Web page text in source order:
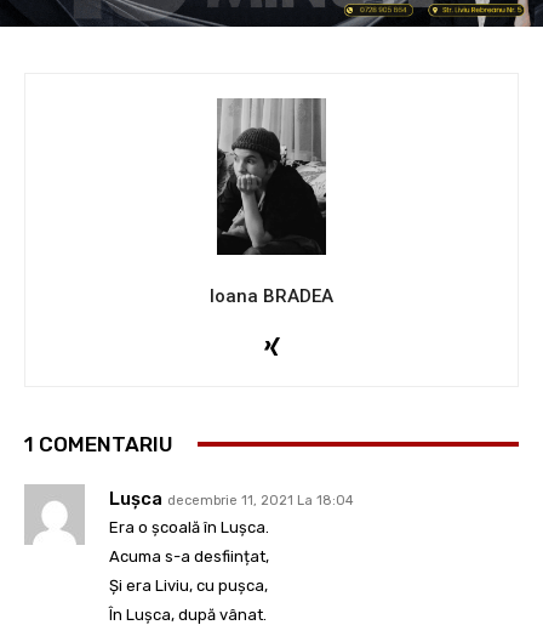
Ioana BRADEA
1 COMENTARIU
Lușca decembrie 11, 2021 La 18:04
Era o școală în Lușca.
Acuma s-a desființat,
Și era Liviu, cu pușca,
În Lușca, după vânat.